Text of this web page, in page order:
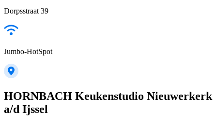
Dorpsstraat 39
Jumbo-HotSpot
HORNBACH Keukenstudio Nieuwerkerk
a/d Ijssel